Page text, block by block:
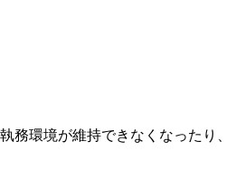
務環境が維持できなくなったり